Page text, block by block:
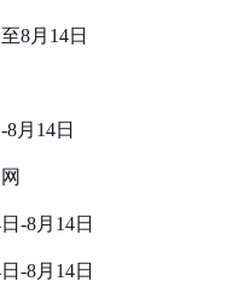
8月14日
月14日
-8月14日
-8月14日